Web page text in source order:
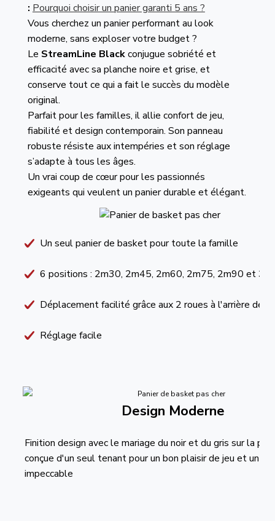
: Pourquoi choisir un panier garanti 5 ans ?
Vous cherchez un panier performant au look
moderne, sans exploser votre budget ?
Le StreamLine Blackconjugue sobriété et
efficacité avec sa planche noire et grise, et
conserve tout ce qui a fait le succès du modèle
original.
Parfait pour les familles, il allie confort de jeu,
fiabilité et design contemporain. Son panneau
robuste résiste aux intempéries et son réglage
s’adapte à tous les âges.
Un vrai coup de cœur pour les passionnés
exigeants qui veulent un panier durable et élégant.
Un seul panier de basket pour toute la famille
6 positions : 2m30, 2m45, 2m60, 2m75, 2m90 et
Déplacement facilité grâce aux 2 roues à l'arrière de
Réglage facile
Design Moderne
Finition design avec le mariage du noir et du gris sur la
conçue d'un seul tenant pour un bon plaisir de jeu et un
impeccable